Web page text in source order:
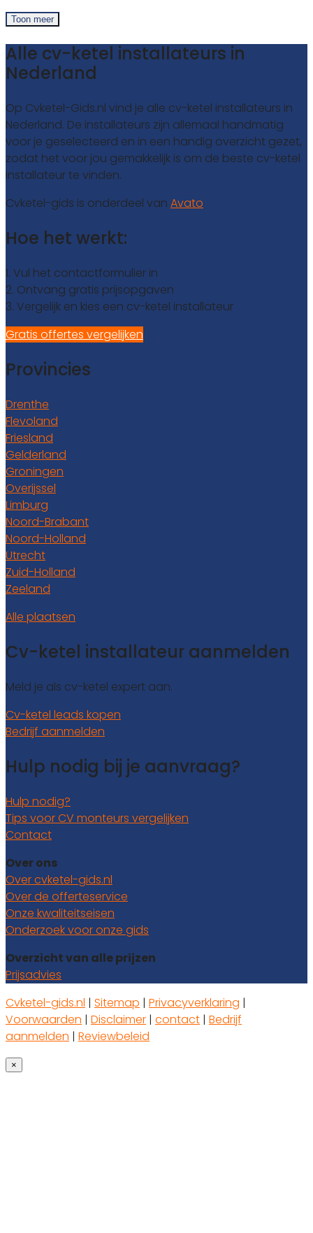
Toon meer
Alle cv-ketel installateurs in
Nederland
Op Cvketel-Gids.nl vind je alle cv-ketel installateurs in
Nederland. De installateurs zijn allemaal handmatig
voor je geselecteerd en in een handig overzicht gezet,
zodat het voor jou gemakkelijk is om de beste cv-ketel
installateur te vinden.
Cvketel-gids is onderdeel van Avato
Hoe het werkt:
1. Vul het contactformulier in
2. Ontvang gratis prijsopgaven
3. Vergelijk en kies een cv-ketel installateur
Gratis offertes vergelijken
Provincies
Drenthe
Flevoland
Friesland
Gelderland
Groningen
Overijssel
Limburg
Noord-Brabant
Noord-Holland
Utrecht
Zuid-Holland
Zeeland
Alle plaatsen
Cv-ketel installateur aanmelden
Meld je als cv-ketel expert aan.
Cv-ketel leads kopen
Bedrijf aanmelden
Hulp nodig bij je aanvraag?
Hulp nodig?
Tips voor CV monteurs vergelijken
Contact
Over ons
Over cvketel-gids.nl
Over de offerteservice
Onze kwaliteitseisen
Onderzoek voor onze gids
Overzicht van alle prijzen
Prijsadvies
Cvketel-gids.nl | Sitemap | Privacyverklaring |
Voorwaarden | Disclaimer | contact | Bedrijf
aanmelden | Reviewbeleid
×